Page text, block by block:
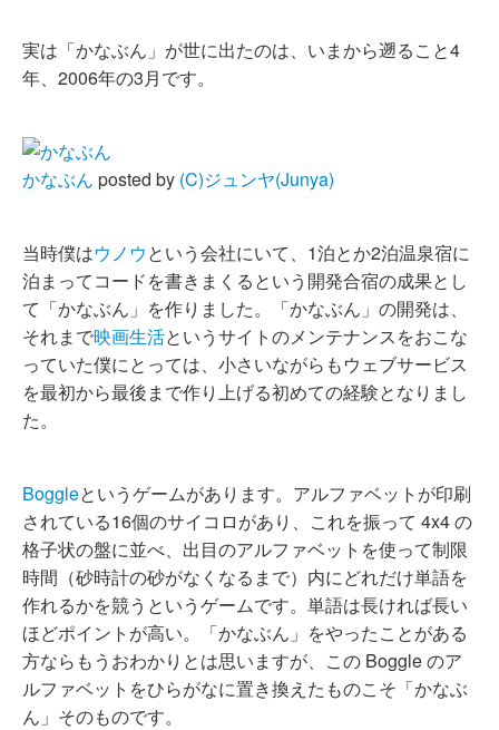
実は「かなぶん」が世に出たのは、いまから遡ること4
年、2006年の3月です。
かなぶん posted by (C)ジュンヤ(Junya)
当時僕はウノウという会社にいて、1泊とか2泊温泉宿に
泊まってコードを書きまくるという開発合宿の成果とし
て「かなぶん」を作りました。「かなぶん」の開発は、
それまで映画生活というサイトのメンテナンスをおこな
っていた僕にとっては、小さいながらもウェブサービス
を最初から最後まで作り上げる初めての経験となりまし
た。
Boggleというゲームがあります。アルファベットが印刷
されている16個のサイコロがあり、これを振って 4x4 の
格子状の盤に並べ、出目のアルファベットを使って制限
時間（砂時計の砂がなくなるまで）内にどれだけ単語を
作れるかを競うというゲームです。単語は長ければ長い
ほどポイントが高い。「かなぶん」をやったことがある
方ならもうおわかりとは思いますが、この Boggle のア
ルファベットをひらがなに置き換えたものこそ「かなぶ
ん」そのものです。